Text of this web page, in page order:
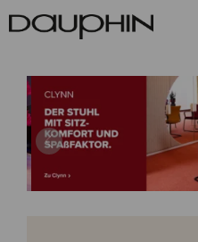
Previous